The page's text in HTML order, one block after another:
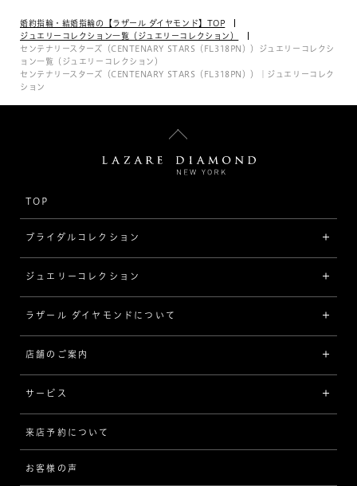
婚約指輪・結婚指輪の【ラザール ダイヤモンド】TOP
ジュエリーコレクション一覧（ジュエリーコレクション）
センテナリースターズ（CENTENARY STARS（FL318PN））ジュエリーコレクシ
ョン一覧（ジュエリーコレクション）
センテナリースターズ（CENTENARY STARS（FL318PN））｜ジュエリーコレク
ション
TOP
ブライダルコレクション
婚約指輪（エンゲージリング）
[素材から選ぶ]
プラチナ
イエローゴールド
コンビネーション
[フォルムから選ぶ]
ジュエリーコレクション
ジュエリーコレクショントップ
ジュエリー一覧
リング
ネックレス/ペンダント
ピアス/イヤリング
ラザール ダイヤモンドについて
ラザール ダイヤモンドについて
品質
歴史
企業の取り組み
店舗のご案内
サービス
サービスについて
アフターサービス
来店予約について
お客様の声